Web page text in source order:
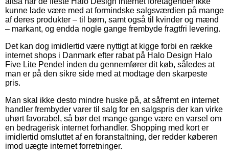
kunne lade være med at formindske salgsværdien på mange
af deres produkter – til børn, samt også til kvinder og mænd
– markant, og endda nogle gange frembyde fragtfri levering.
Det kan dog imidlertid være nyttigt at kigge forbi en række
internet shops i Danmark efter rabat på Halo Design Halo
Five Lite Pendel inden du gennemfører dit køb, således at
man er på den sikre side med at modtage den skarpeste
pris.
Man skal ikke desto mindre huske på, at såfremt en internet
handler frembyder varer til salg for en salgspris der kan virke
uhørt favorabel, så bør det mange gange være en varsel om
en bedragerisk internet forhandler. Shopping med kort er
imidlertid omsluttet af en foranstaltning, der redder køberen
imod uægte internet forretninger.